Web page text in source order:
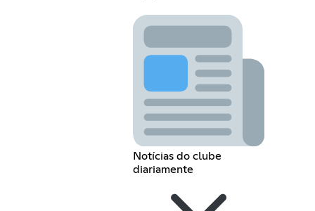
Notícias do clube
diariamente